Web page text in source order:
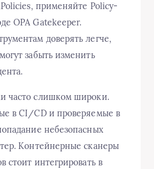
применяйте Policy-
OPA Gatekeeper.
доверять легче,
забыть изменить
часто слишком широки.
в CI/CD и проверяемые в
небезопасных
Контейнерные сканеры
стоит интегрировать в